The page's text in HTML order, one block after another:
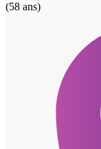
(58 ans)